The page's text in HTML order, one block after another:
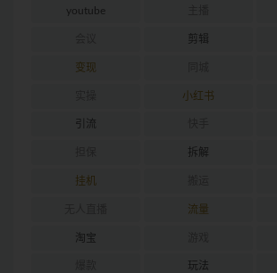
youtube
剪辑
变现
小红书
引流
拆解
挂机
流量
淘宝
玩法